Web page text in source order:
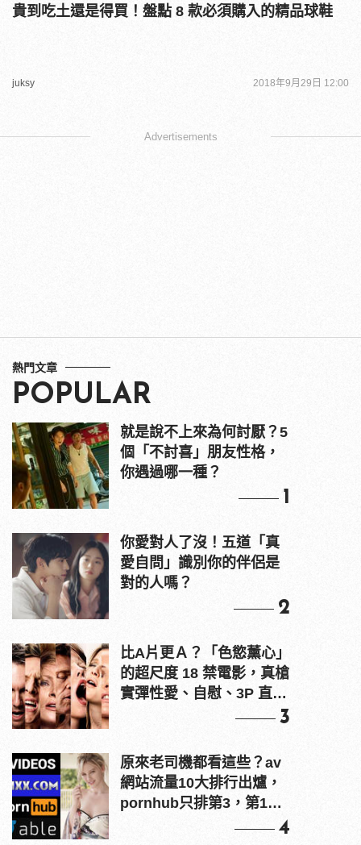
貴到吃土還是得買！盤點 8 款必須購入的精品球鞋
juksy 2018年9月29日 12:00
Advertisements
熱門文章
POPULAR
就是說不上來為何討厭？5
個「不討喜」朋友性格，
你遇過哪一種？
1
你愛對人了沒！五道「真
愛自問」識別你的伴侶是
對的人嗎？
2
比A片更Ａ？「色慾薰心」
的超尺度 18 禁電影，真槍
實彈性愛、自慰、3P 直接
3
原來老司機都看這些？av
網站流量10大排行出爐，
pornhub只排第3，第1名
4